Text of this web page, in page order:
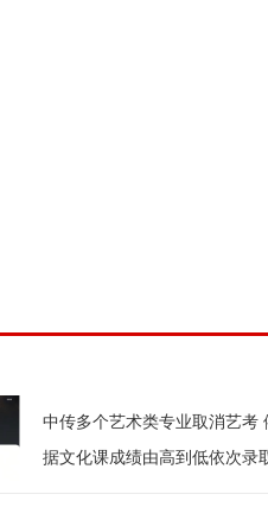
中传多个艺术类专业取消艺考
据文化课成绩由高到低依次录